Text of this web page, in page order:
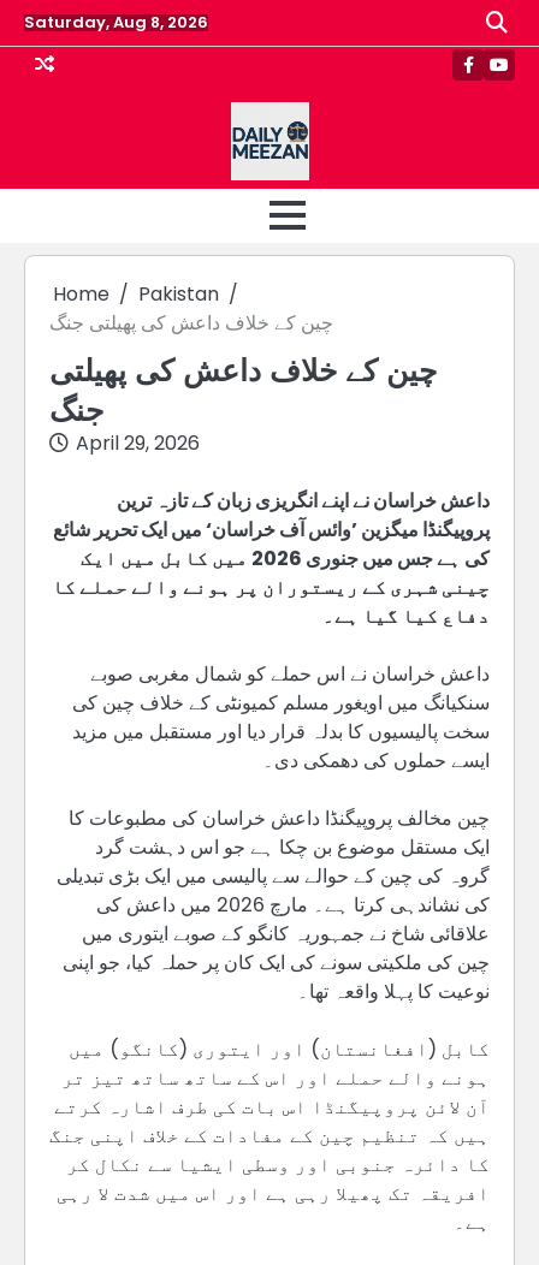
Skip
to
content
Saturday, Aug 8, 2026
Home
Pakistan
چین کے خلاف داعش کی پھیلتی جنگ
چین کے خلاف داعش کی پھیلتی
جنگ
April 29, 2026
داعش خراسان نے اپنے انگریزی زبان کے تازہ ترین
پروپیگنڈا میگزین ’وائس آف خراسان‘ میں ایک تحریر شائع
کی ہے جس میں جنوری 2026 میں کابل میں ایک
چینی شہری کے ریستوران پر ہونے والے حملے کا
دفاع کیا گیا ہے۔
داعش خراسان نے اس حملے کو شمال مغربی صوبے
سنکیانگ میں اویغور مسلم کمیونٹی کے خلاف چین کی
سخت پالیسیوں کا بدلہ قرار دیا اور مستقبل میں مزید
ایسے حملوں کی دھمکی دی۔
چین مخالف پروپیگنڈا داعش خراسان کی مطبوعات کا
ایک مستقل موضوع بن چکا ہے جو اس دہشت گرد
گروہ کی چین کے حوالے سے پالیسی میں ایک بڑی تبدیلی
کی نشاندہی کرتا ہے۔ مارچ 2026 میں داعش کی
علاقائی شاخ نے جمہوریہ کانگو کے صوبے ایتوری میں
چین کی ملکیتی سونے کی ایک کان پر حملہ کیا، جو اپنی
نوعیت کا پہلا واقعہ تھا۔
کابل (افغانستان) اور ایتوری (کانگو) میں
ہونے والے حملے اور اس کے ساتھ ساتھ تیز تر
آن لائن پروپیگنڈا اس بات کی طرف اشارہ کرتے
ہیں کہ تنظیم چین کے مفادات کے خلاف اپنی جنگ
کا دائرہ جنوبی اور وسطی ایشیا سے نکال کر
افریقہ تک پھیلا رہی ہے اور اس میں شدت لا رہی
ہے۔